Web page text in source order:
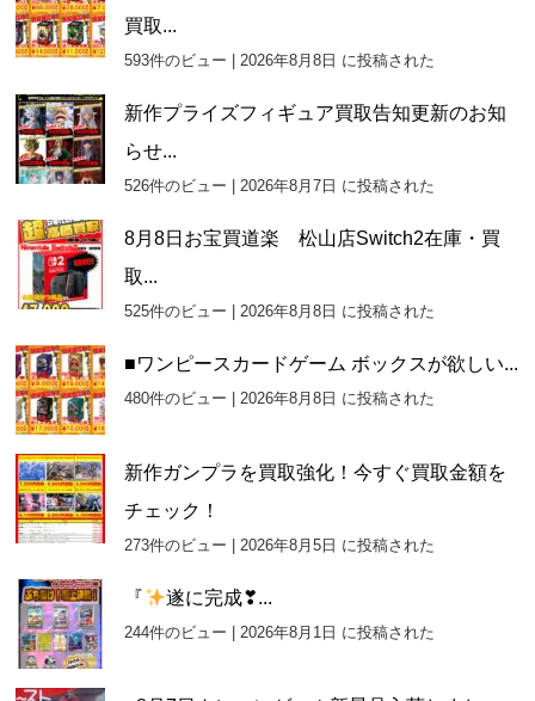
買取...
593件のビュー |2026年8月8日 に投稿された
新作プライズフィギュア買取告知更新のお知
らせ...
526件のビュー |2026年8月7日 に投稿された
8月8日お宝買道楽 松山店Switch2在庫・買
取...
525件のビュー |2026年8月8日 に投稿された
■ワンピースカードゲーム ボックスが欲しい...
480件のビュー |2026年8月8日 に投稿された
新作ガンプラを買取強化！今すぐ買取金額を
チェック！
273件のビュー |2026年8月5日 に投稿された
『 遂に完成❣...
244件のビュー |2026年8月1日 に投稿された